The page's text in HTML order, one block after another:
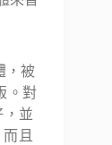
，被
。對
，並
且